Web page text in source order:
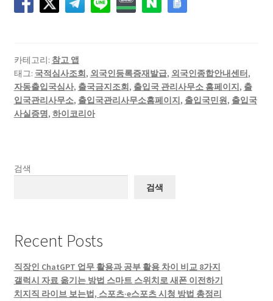
카테고리: 참고 앱
태그: 국적심사조회, 외국인등록증재발급, 외국인종합안내센터,
자동출입국심사, 출국금지조회, 출입국 관리사무소 홈페이지, 출
입국관리사무소, 출입국관리사무소홈페이지, 출입국민원, 출입국
사실증명, 하이코리아
검색
검색
Recent Posts
직장인 ChatGPT 업무 활용과 공부 활용 차이 비교 8가지
갤럭시 자료 옮기는 방법 스마트 스위치로 새폰 이전하기
치지직 라이브 보는법, 스포츠·e스포츠 시청 방법 총정리